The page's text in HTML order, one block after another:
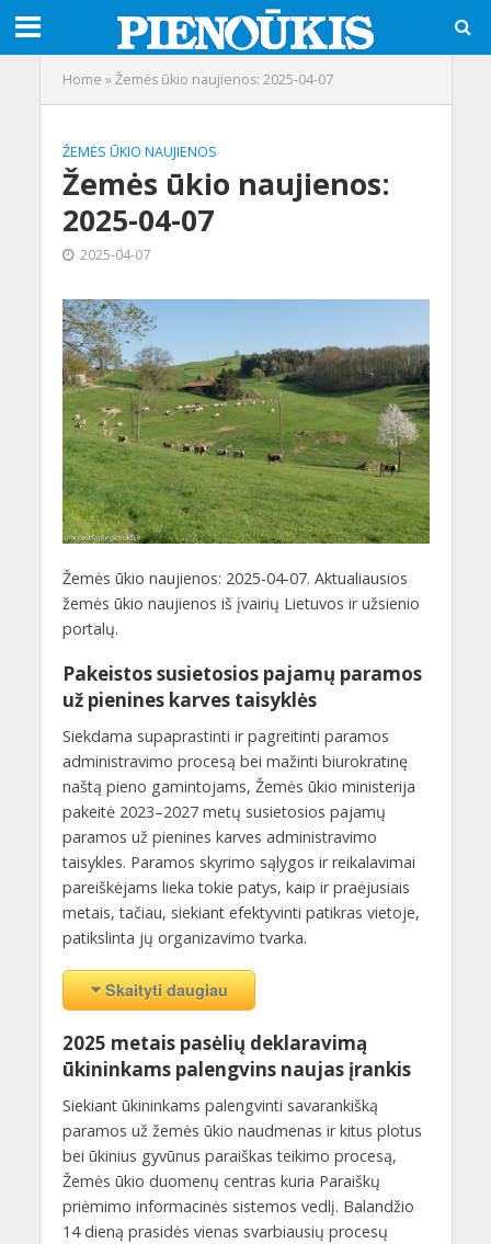
Home »Žemės ūkio naujienos: 2025-04-07
ŽEMĖS ŪKIO NAUJIENOS
Žemės ūkio naujienos:
2025-04-07
2025-04-07
Žemės ūkio naujienos: 2025-04-07. Aktualiausios
žemės ūkio naujienos iš įvairių Lietuvos ir užsienio
portalų.
Pakeistos susietosios pajamų paramos
už pienines karves taisyklės
Siekdama supaprastinti ir pagreitinti paramos
administravimo procesą bei mažinti biurokratinę
naštą pieno gamintojams, Žemės ūkio ministerija
pakeitė 2023–2027 metų susietosios pajamų
paramos už pienines karves administravimo
taisykles. Paramos skyrimo sąlygos ir reikalavimai
pareiškėjams lieka tokie patys, kaip ir praėjusiais
metais, tačiau, siekiant efektyvinti patikras vietoje,
patikslinta jų organizavimo tvarka.
Skaityti daugiau
2025 metais pasėlių deklaravimą
ūkininkams palengvins naujas įrankis
Siekiant ūkininkams palengvinti savarankišką
paramos už žemės ūkio naudmenas ir kitus plotus
bei ūkinius gyvūnus paraiškas teikimo procesą,
Žemės ūkio duomenų centras kuria Paraiškų
priėmimo informacinės sistemos vedlį. Balandžio
14 dieną prasidės vienas svarbiausių procesų